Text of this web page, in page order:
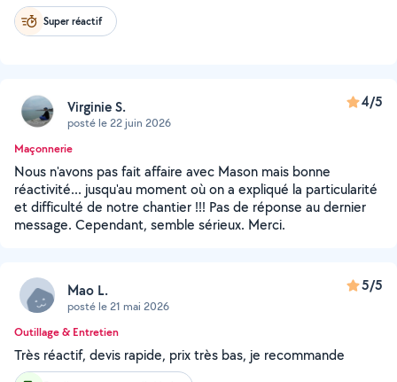
Super réactif
Virginie S.
posté le 22 juin 2026
4/5
Maçonnerie
Nous n'avons pas fait affaire avec Mason mais bonne
réactivité... jusqu'au moment où on a expliqué la particularité
et difficulté de notre chantier !!! Pas de réponse au dernier
message. Cependant, semble sérieux. Merci.
Mao L.
posté le 21 mai 2026
5/5
Outillage & Entretien
Très réactif, devis rapide, prix très bas, je recommande